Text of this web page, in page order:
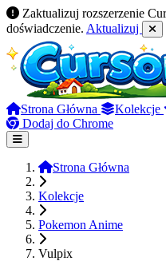
Zaktualizuj rozszerzenie
doświadczenie. Aktualizuj
Strona Główna Kolekcje
Dodaj do Chrome
Strona Główna
Kolekcje
Pokemon Anime
Vulpix